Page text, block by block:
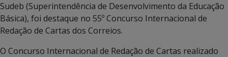
Sudeb (Superintendência de Desenvolvimento da Educação
Básica), foi destaque no 55º Concurso Internacional de
Redação de Cartas dos Correios.
O Concurso Internacional de Redação de Cartas realizado